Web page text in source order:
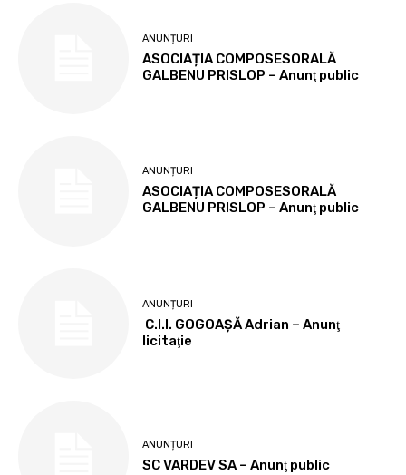
ANUNȚURI
ASOCIAȚIA COMPOSESORALĂ
GALBENU PRISLOP – Anunţ public
ANUNȚURI
ASOCIAȚIA COMPOSESORALĂ
GALBENU PRISLOP – Anunţ public
ANUNȚURI
C.I.I. GOGOAŞĂ Adrian – Anunţ
licitaţie
ANUNȚURI
SC VARDEV SA – Anunţ public